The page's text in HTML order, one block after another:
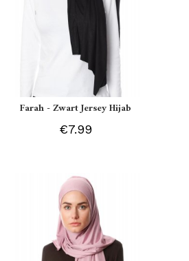
Farah - Zwart Jersey Hijab
€7.99